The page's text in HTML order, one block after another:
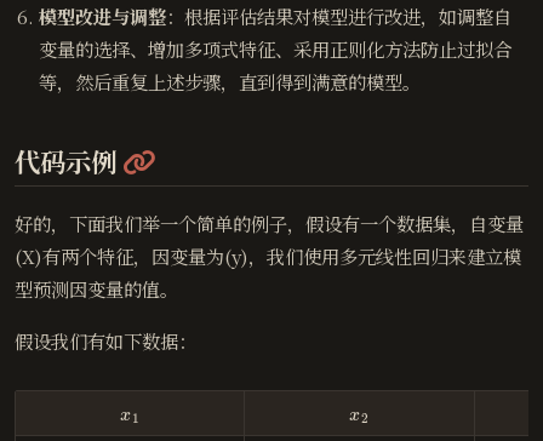
模型改进与调整：根据评估结果对模型进行改进，如调整自
变量的选择、增加多项式特征、采用正则化方法防止过拟合
等，然后重复上述步骤，直到得到满意的模型。
代码示例 @
好的，下面我们举一个简单的例子，假设有一个数据集，自变量
(X)有两个特征，因变量为(y)，我们使用多元线性回归来建立模
型预测因变量的值。
假设我们有如下数据：
x1 x2